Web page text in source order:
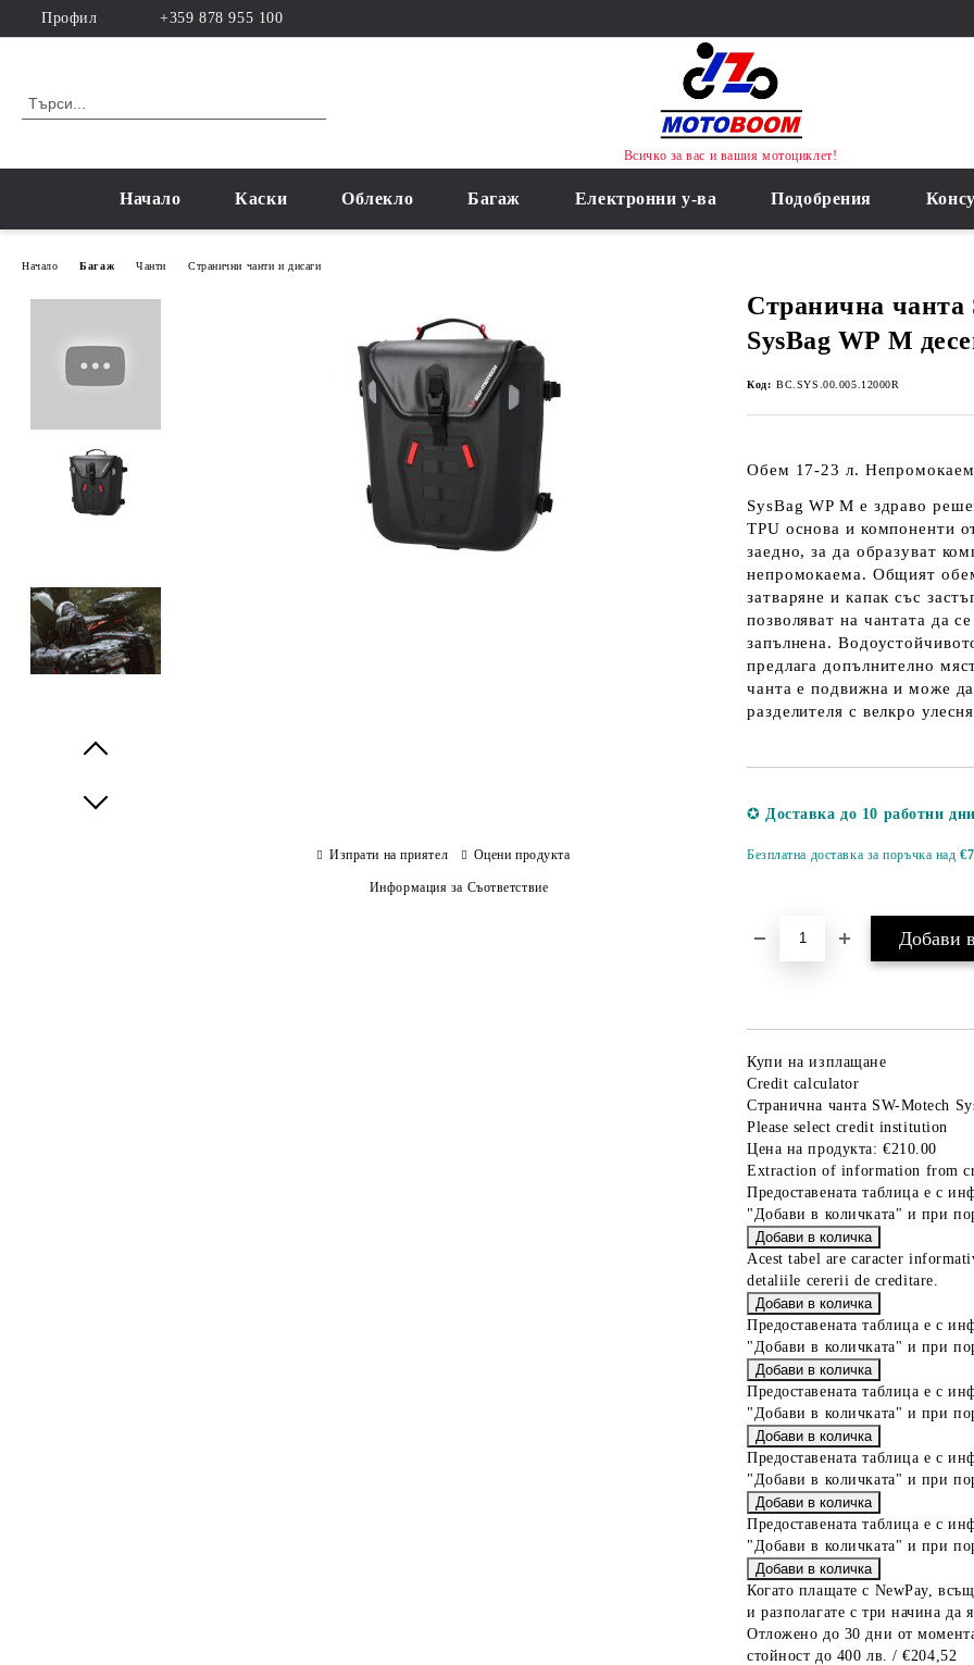
Профил +359 878 955 100
Всичко за вас и вашия мотоциклет!
Начало Каски Облекло Багаж Електронни у-ва Подобрения
Начало Багаж Чанти Странични чанти и дисаги
Странична чанта
SysBag WP M
Код: BC.SYS.00.005.12000R
Обем 17-23 л.
SysBag WP M е здраво
TPU основа и компоненти
заедно, за да образуват
непромокаема. Общият
затваряне и капак със
позволяват на чантата да
запълнена.
предлага допълнително
чанта е подвижна и може
разделителя с велкро
✪ Доставка до 10 работни
Безплатна доставка за поръчка над
Купи на изплащане
Credit calculator
Странична чанта SW-Motech
Please select credit institution
Цена на продукта: €210.00
Extraction of information from
Предоставената таблица е с
"Добави в количката" и при
Acest tabel are caracter
detaliile cererii de creditare.
Предоставената таблица е с
"Добави в количката" и при
Предоставената таблица е с
"Добави в количката" и при
Предоставената таблица е с
"Добави в количката" и при
Предоставената таблица е с
"Добави в количката" и при
Когато плащате с NewPay,
и разполагате с три начина да
Отложено до 30 дни от
стойност до 400 лв. / €204,52
Изпрати на приятел Оцени продукта
Информация за Съответствие